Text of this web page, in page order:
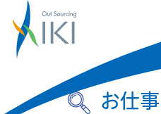
お仕事